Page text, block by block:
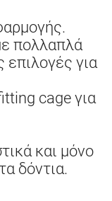
πολλαπλά
επιλογές για
cage για
και μόνο
δόντια.